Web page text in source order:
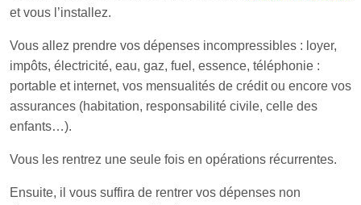
et vous l’installez.
Vous allez prendre vos dépenses incompressibles : loyer,
impôts, électricité, eau, gaz, fuel, essence, téléphonie :
portable et internet, vos mensualités de crédit ou encore vos
assurances (habitation, responsabilité civile, celle des
enfants…).
Vous les rentrez une seule fois en opérations récurrentes.
Ensuite, il vous suffira de rentrer vos dépenses non